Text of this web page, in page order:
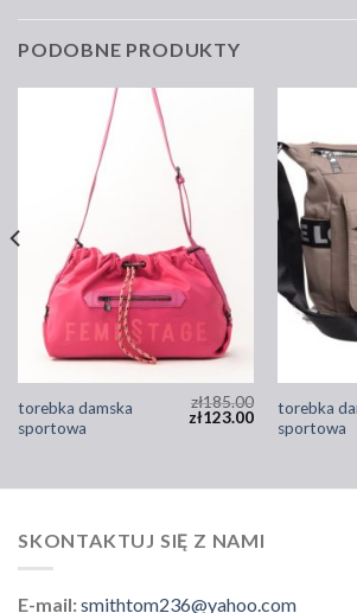
PODOBNE PRODUKTY
torebka damska
sportowa
zł185.00
zł123.00
torebka
sportowa
SKONTAKTUJ SIĘ Z NAMI
E-mail:smithtom236@yahoo.com